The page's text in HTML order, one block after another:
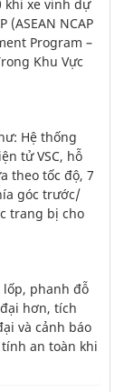
khi xe vinh dự
(ASEAN NCAP
Program –
Khu Vực
Hệ thống
tử VSC, hỗ
theo tốc độ, 7
góc trước/
trang bị cho
phanh đỗ
hơn, tích
và cảnh báo
an toàn khi